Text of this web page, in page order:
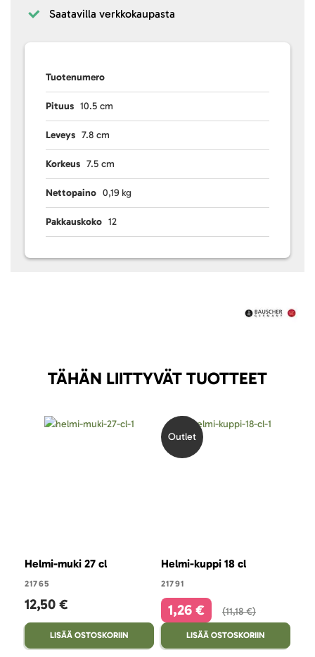
Saatavilla verkkokaupasta
Tuotenumero
Pituus 10.5 cm
Leveys 7.8 cm
Korkeus 7.5 cm
Nettopaino 0,19 kg
Pakkauskoko 12
TÄHÄN LIITTYVÄT TUOTTEET
Helmi-muki 27 cl
21765
12,50 €
LISÄÄ OSTOSKORIIN
Outlet
Helmi-kuppi 18 cl
21791
1,26 € 11,18 €
LISÄÄ OSTOSKORIIN